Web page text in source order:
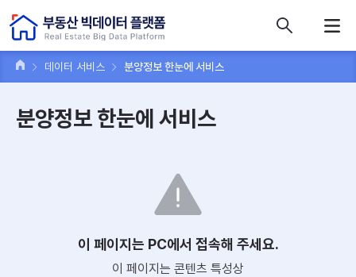
데이터 서비스 분양정보 한눈에 서비스
분양정보 한눈에 서비스
이 페이지는 PC에서 접속해 주세요.
이 페이지는 콘텐츠 특성상